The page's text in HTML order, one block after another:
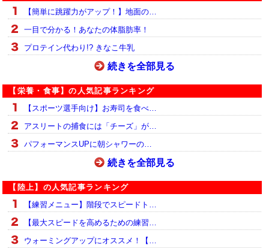
【簡単に跳躍力がアップ！】地面の…
一目で分かる！あなたの体脂肪率！
プロテイン代わり!? きなこ牛乳
続きを全部見る
【栄養・食事】の人気記事ランキング
【スポーツ選手向け】お寿司を食べ…
アスリートの捕食には「チーズ」が…
パフォーマンスUPに朝シャワーの…
続きを全部見る
【陸上】の人気記事ランキング
【練習メニュー】階段でスピードト…
【最大スピードを高めるための練習…
ウォーミングアップにオススメ！【…